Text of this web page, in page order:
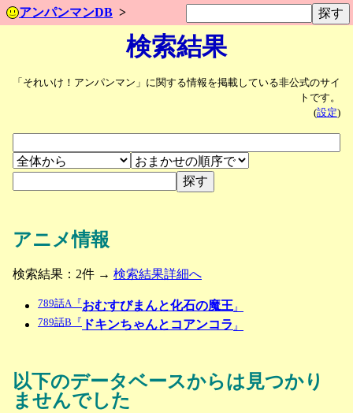
アンパンマンDB
検索結果
「それいけ！アンパンマン」に関する情報を掲載している非公式のサイ
トです。
(設定)
アニメ情報
検索結果：2件 → 検索結果詳細へ
789話A『 おむすびまんと化石の魔王』
789話B『
ドキンちゃんとコアンコラ 』
以下のデータベースからは見つかり
ませんでした